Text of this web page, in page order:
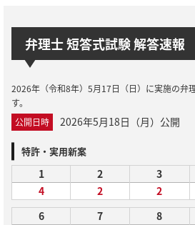
弁理士 短答式試験 解答速報
2026年（令和8年）5月17日（日）に実施の弁
す。
公開日時
2026年5月18日（月）公開
特許・実用新案
1
4
2
2
3
2
6
7
8